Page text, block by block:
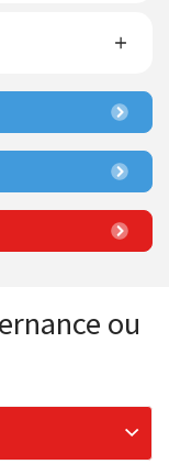
ou